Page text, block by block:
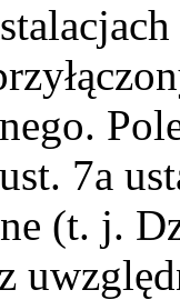
7a
(t. j.